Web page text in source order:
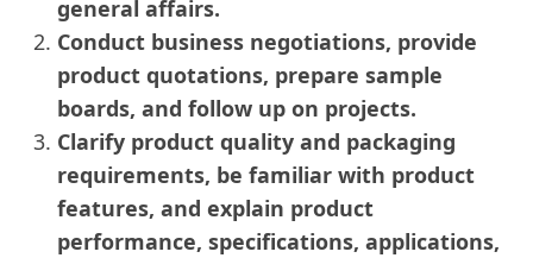
general affairs.
Conduct business negotiations, provide
product quotations, prepare sample
boards, and follow up on projects.
Clarify product quality and packaging
requirements, be familiar with product
features, and explain product
performance, specifications, applications,